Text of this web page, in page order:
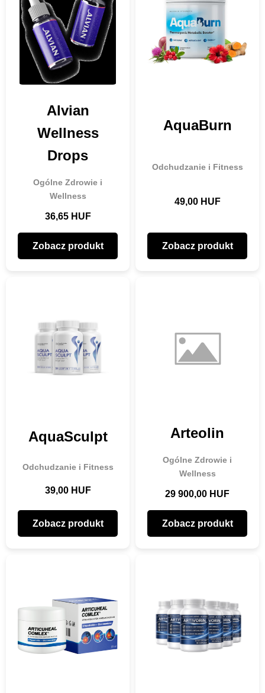
Alvian
Wellness
Drops
Ogólne Zdrowie i
Wellness
36,65 HUF
Zobacz produkt
AquaBurn
Odchudzanie i Fitness
49,00 HUF
Zobacz produkt
AquaSculpt
Odchudzanie i Fitness
39,00 HUF
Zobacz produkt
Arteolin
Ogólne Zdrowie i
Wellness
29 900,00 HUF
Zobacz produkt